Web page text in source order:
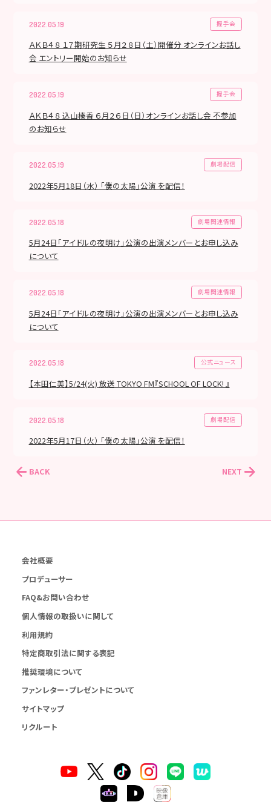
2022.05.19 握手会
ＡＫＢ４８ １７期研究生 ５月２８日（土）開催分 オンラインお話し
会 エントリー開始のお知らせ
2022.05.19 握手会
ＡＫＢ４８ 込山榛香 ６月２６日（日）オンラインお話し会 不参加
のお知らせ
2022.05.19 劇場配信
2022年5月18日（水） 「僕の太陽」公演 を配信！
2022.05.18 劇場関連情報
5月24日「アイドルの夜明け」公演の出演メンバーとお申し込み
について
2022.05.18 劇場関連情報
5月24日「アイドルの夜明け」公演の出演メンバーとお申し込み
について
2022.05.18 公式ニュース
【本田仁美】5/24(火) 放送 TOKYO FM『SCHOOL OF LOCK! 』
2022.05.18 劇場配信
2022年5月17日（火） 「僕の太陽」公演 を配信！
BACK NEXT
会社概要
プロデューサー
FAQ&お問い合わせ
個人情報の取扱いに関して
利用規約
特定商取引法に関する表記
推奨環境について
ファンレター・プレゼントについて
サイトマップ
リクルート